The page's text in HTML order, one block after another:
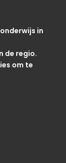
in
de regio.
om te